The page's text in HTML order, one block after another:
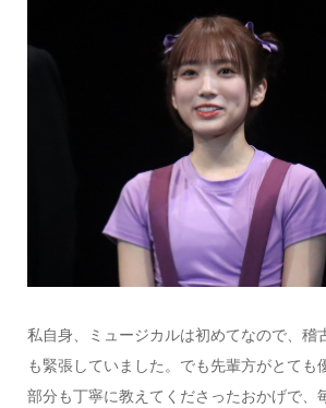
私自身、ミュージカルは初めてなので、稽
も緊張していました。でも先輩方がとても
部分も丁寧に教えてくださったおかげで、